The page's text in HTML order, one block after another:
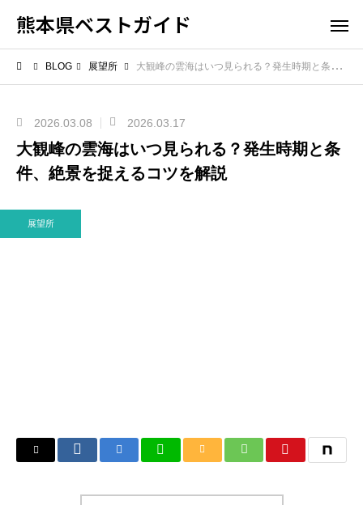
熊本県ベストガイド
BLOG 展望所 大観峰の雲海はいつ見られる？発生時期と条件、絶景を捉えるコツを解説
2026.03.08 2026.03.17
大観峰の雲海はいつ見られる？発生時期と条
件、絶景を捉えるコツを解説
展望所